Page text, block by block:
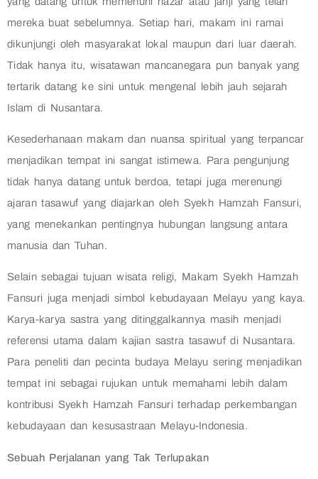
mereka buat sebelumnya. Setiap hari, makam ini ramai
dikunjungi oleh masyarakat lokal maupun dari luar daerah.
Tidak hanya itu, wisatawan mancanegara pun banyak yang
tertarik datang ke sini untuk mengenal lebih jauh sejarah
Islam di Nusantara.
Kesederhanaan makam dan nuansa spiritual yang terpancar
menjadikan tempat ini sangat istimewa. Para pengunjung
tidak hanya datang untuk berdoa, tetapi juga merenungi
ajaran tasawuf yang diajarkan oleh Syekh Hamzah Fansuri,
yang menekankan pentingnya hubungan langsung antara
manusia dan Tuhan.
Selain sebagai tujuan wisata religi, Makam Syekh Hamzah
Fansuri juga menjadi simbol kebudayaan Melayu yang kaya.
Karya-karya sastra yang ditinggalkannya masih menjadi
referensi utama dalam kajian sastra tasawuf di Nusantara.
Para peneliti dan pecinta budaya Melayu sering menjadikan
tempat ini sebagai rujukan untuk memahami lebih dalam
kontribusi Syekh Hamzah Fansuri terhadap perkembangan
kebudayaan dan kesusastraan Melayu-Indonesia.
Sebuah Perjalanan yang Tak Terlupakan